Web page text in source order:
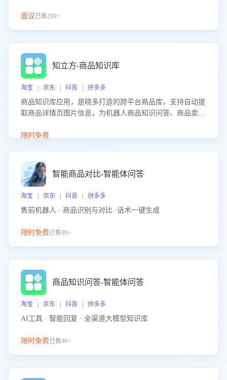
面议已售299+
知立方-商品知识库
淘宝 | 京东 | 抖音 | 拼多多
商品知识库应用，是晓多打造的跨平台商品库，支持自动提
取商品详情页图片信息，为机器人商品知识问答、商品卖点
限时免费
智能商品对比-智能体问答
淘宝 | 京东 | 抖音 | 拼多多
售前机器人 · 商品识别与对比 ·话术一键生成
限时免费已售99+
商品知识问答-智能体问答
淘宝 | 京东 | 抖音 | 拼多多
AI工具 · 智能回复 · 全渠道大模型知识库
限时免费已售99+